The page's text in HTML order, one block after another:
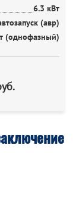
6.3 кВт
(авр)
(однофазный)